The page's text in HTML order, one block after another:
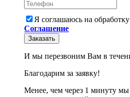
Я соглашаюсь на
Соглашение
Заказать
И мы перезвоним Вам в
Благодарим за заявку!
Менее, чем через 1 минуту